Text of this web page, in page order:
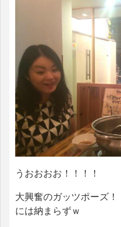
うおおおお！！！！
大興奮のガッツポーズ
には納まらずｗ